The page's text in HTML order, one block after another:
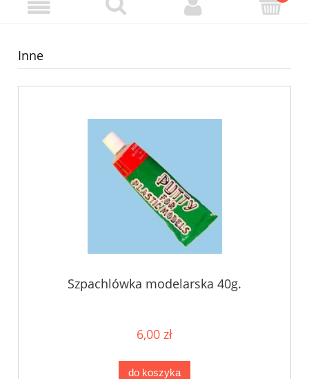
Inne
Szpachlówka modelarska 40g.
6,00 zł
do koszyka